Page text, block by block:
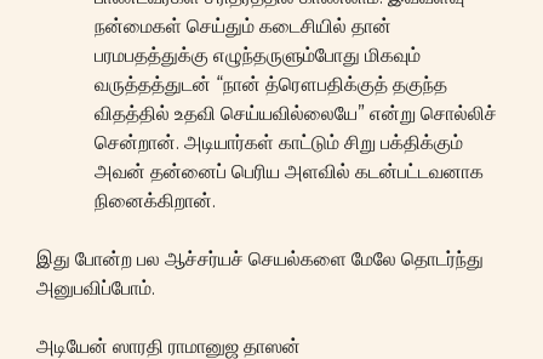
நன்மைகள் செய்தும் கடைசியில் தான்
பரமபதத்துக்கு எழுந்தருளும்போது மிகவும்
வருத்தத்துடன் “நான் த்ரௌபதிக்குத் தகுந்த
விதத்தில் உதவி செய்யவில்லையே” என்று சொல்லிச்
சென்றான். அடியார்கள் காட்டும் சிறு பக்திக்கும்
அவன் தன்னைப் பெரிய அளவில் கடன்பட்டவனாக
நினைக்கிறான்.
இது போன்ற பல ஆச்சர்யச் செயல்களை மேலே தொடர்ந்து
அனுபவிப்போம்.
அடியேன் ஸாரதி ராமானுஜ தாஸன்